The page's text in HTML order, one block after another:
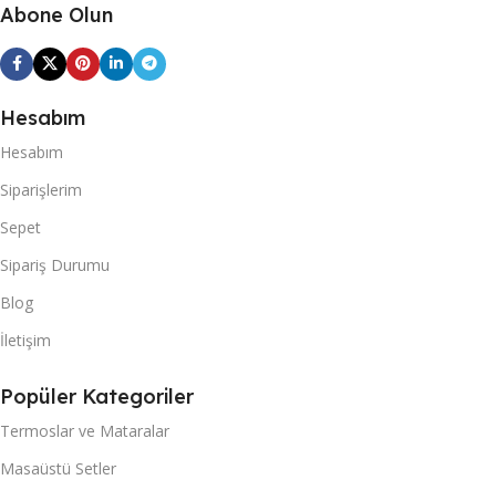
Abone Olun
Hesabım
Hesabım
Siparişlerim
Sepet
Sipariş Durumu
Blog
İletişim
Popüler Kategoriler
Termoslar ve Mataralar
Masaüstü Setler